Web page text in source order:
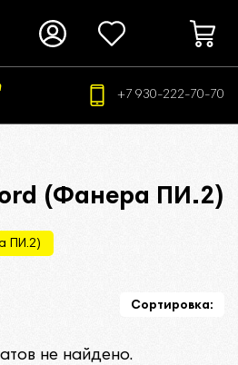
+7 930-222-70-70
(Фанера ПИ.2)
ПИ.2)
Сортировка:
не найдено.